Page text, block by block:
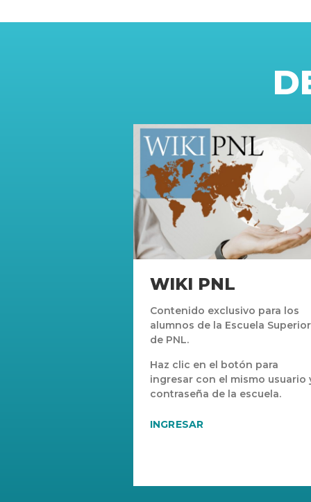
WIKI PNL
Contenido exclusivo para los
alumnos de la Escuela Superior
de PNL.
Haz clic en el botón para
ingresar con el mismo usuario
contraseña de la escuela.
INGRESAR